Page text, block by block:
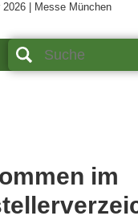
2026 | Messe München
im